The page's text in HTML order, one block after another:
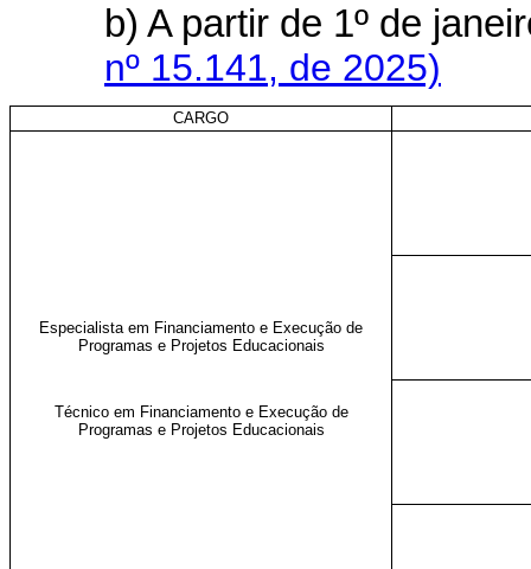
b) A partir de 1º de
nº 15.141, de 2025)
CARGO
Especialista em Financiamento e Execução de
Programas e Projetos Educacionais
Técnico em Financiamento e Execução de
Programas e Projetos Educacionais